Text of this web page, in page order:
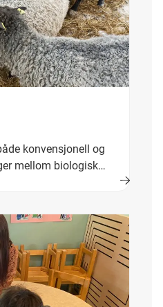
konvensjonell og
mellom biologisk
og menneskelig aktivitet